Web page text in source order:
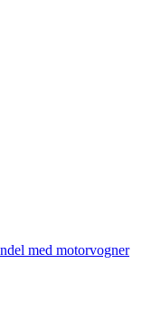
med motorvogner